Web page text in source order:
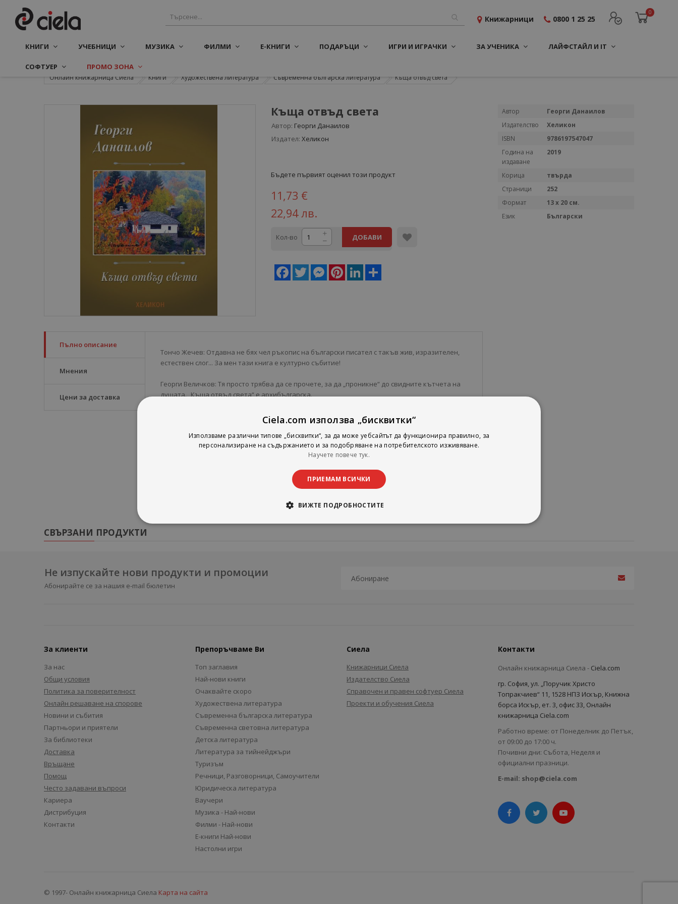
0
Книжарници 0800 1 25 25
КНИГИ УЧЕБНИЦИ МУЗИКА ФИЛМИ Е-КНИГИ ПОДАРЪЦИ ИГРИ И ИГРАЧКИ ЗА УЧЕНИКА ЛАЙФСТАЙЛ И IT
СОФТУЕР ПРОМО ЗОНА
Онлайн книжарница Сиела Книги Художествена литература Съвременна българска литература Къща отвъд света
Къща отвъд света
Автор: Георги Данаилов
Издател: Хеликон
Бъдете първият оценил този продукт
11,73 €
22,94 лв.
Кол-во ДОБАВИ
Facebook
Twitter MessengerPinterestLinkedIn
Пълно описание
Мнения
Цени за доставка
Тончо Жечев: Отдавна не бях чел ръкопис на български писател с такъв жив, изразителен,
естествен слог... За мен тази книга е културно събитие!
Георги Величков: Тя просто трябва да се прочете, за да „проникне“ до свидните кътчета на
душата. „Къща отвъд света“ е архибългарска.
Федя Филкова: Рядко един толкова вдълбочен и остър ум умее да бъде и толкова
толерантен към несъвършенствата на живота и човешките слабости. С много любов, с
великолепно чувство за хумор и с ярък български език писателят е успял да създаде
произведение, което, сигурна съм, българските читатели ще обикнат.
Повече
Автор
Георги Данаилов
Издателство
Хеликон
ISBN
9786197547047
Година на
издаване
2019
Корица
твърда
Страници
252
Формат
13 х 20 см.
Език
Български
СВЪРЗАНИ ПРОДУКТИ
Не изпускайте нови продукти и промоции
Абонирайте се за нашия e-mail бюлетин
За клиенти
За нас
Общи условия
Политика за поверителност
Онлайн решаване на спорове
Новини и събития
Партньори и приятели
За библиотеки
Доставка
Връщане
Помощ
Често задавани въпроси
Кариера
Дистрибуция
Контакти
Препоръчваме Ви
Топ заглавия
Най-нови книги
Очаквайте скоро
Художествена литература
Съвременна българска литература
Съвременна световна литература
Детска литература
Литература за тийнейджъри
Туризъм
Речници, Разговорници, Самоучители
Юридическа литература
Ваучери
Музика - Най-нови
Филми - Най-нови
Е-книги Най-нови
Настолни игри
Сиела
Книжарници Сиела
Издателство Сиела
Справочен и правен софтуер Сиела
Проекти и обучения Сиела
Контакти
Онлайн книжарница Сиела - Ciela.com
гр. София, ул. „Поручик Христо
Топракчиев“ 11, 1528 НПЗ Искър, Книжна
борса Искър, ет. 3, офис 33, Онлайн
книжарница Ciela.com
Работно време: от Понеделник до Петък,
от 09:00 до 17:00 ч.
Почивни дни: Събота, Неделя и
официални празници.
E-mail: shop@ciela.com
© 1997- Онлайн книжарница Сиела Карта на сайта
Ciela.com използва „бисквитки“
Използваме различни типове „бисквитки“, за да може уебсайтът да функционира правилно, за
персонализиране на съдържанието и за подобряване на потребителското изживяване.
Научете повече тук.
ПРИЕМАМ ВСИЧКИ
ВИЖТЕ ПОДРОБНОСТИТЕ